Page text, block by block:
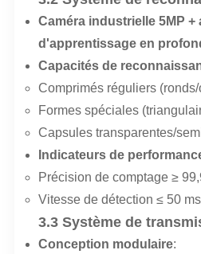
Caméra industrielle 5MP +
d'apprentissage en
Capacités de
Comprimés réguliers
Formes spéciales
Capsules transparentes/
Indicateurs de
Précision de comptage ≥
Vitesse de détection ≤ 50
3.3 Système de
Conception modulaire: